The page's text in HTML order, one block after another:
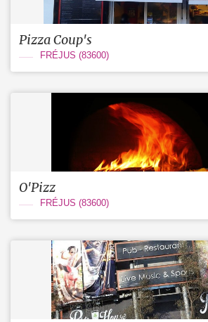
Pizza Coup's
FRÉJUS (83600)
O'Pizz
FRÉJUS (83600)